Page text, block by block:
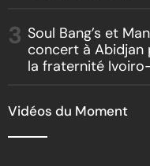
Soul Bang’s et
concert à Abidjan
la fraternité
Vidéos du Moment